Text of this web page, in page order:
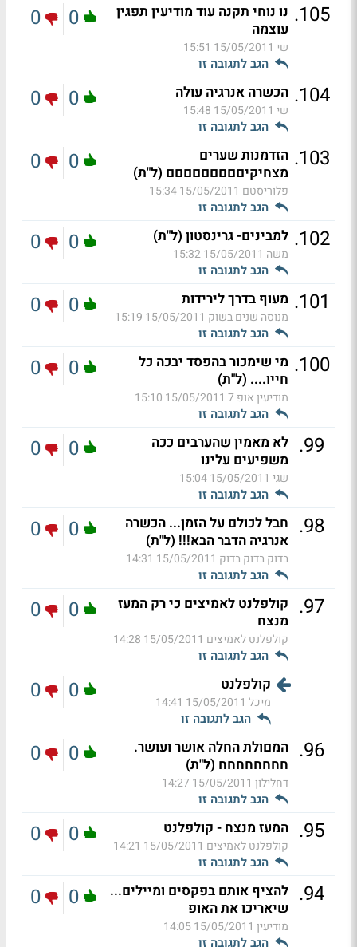
105
. נו נוחי תקנה עוד מודיעין תפגין
עוצמה
שי 15/05/2011 15:51
הגב לתגובה זו
0
0
104
. הכשרה אנרגיה עולה
שי 15/05/2011 15:48
הגב לתגובה זו
0
0
103
. הזדמנות שערים
מצחיקיםםםםםםםםם (ל"ת)
פלוריסטם 15/05/2011 15:34
הגב לתגובה זו
0
0
102
. למבינים- גרינסטון (ל"ת)
משה 15/05/2011 15:32
הגב לתגובה זו
0
0
101
. מעוף בדרך לירידות
מנוסה שנים בשוק 15/05/2011 15:19
הגב לתגובה זו
0
0
100
. מי שימכור בהפסד יבכה כל
חייו.... (ל"ת)
מודיעין אופ 7 15/05/2011 15:10
הגב לתגובה זו
0
0
99
. לא מאמין שהערבים ככה
משפיעים עלינו
שגי 15/05/2011 15:04
הגב לתגובה זו
0
0
98
. חבל לכולם על הזמן... הכשרה
אנרגיה הדבר הבא!!! (ל"ת)
בדוק בדוק בדוק 15/05/2011 14:31
הגב לתגובה זו
0
0
97
. קולפלנט לאמיצים כי רק המעז
מנצח
קולפלנט לאמיצים 15/05/2011 14:28
הגב לתגובה זו
0
0
קולפלנט
מיכל 15/05/2011 14:41
הגב לתגובה זו
0
0
96
. המםולת החלה אושר ועושר.
חחחחחחחח (ל"ת)
דחלילון 15/05/2011 14:27
הגב לתגובה זו
0
0
95
. המעז מנצח - קולפלנט
קולפלנט לאמיצים 15/05/2011 14:21
הגב לתגובה זו
0
0
94
. להציף אותם בפקסים ומיילים...
שיאריכו את האופ
מודיעין 15/05/2011 14:05
הגב לתגובה זו
0
0